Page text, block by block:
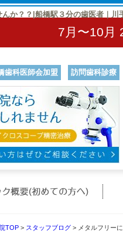
か？？|船橋駅３分の歯医者｜川
7月〜10月
歯科医師会加盟 訪問歯科診療
クリ
TOP > スタッフブログ > メタルフリー